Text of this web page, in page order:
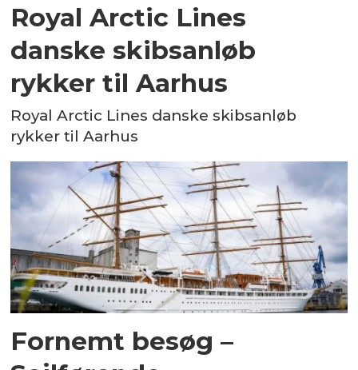
Royal Arctic Lines
danske skibsanløb
rykker til Aarhus
Royal Arctic Lines danske skibsanløb
rykker til Aarhus
Fornemt besøg –